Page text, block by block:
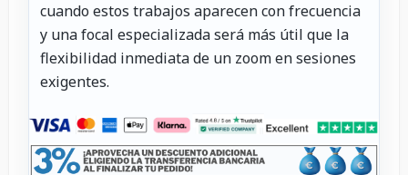
cuando estos trabajos aparecen con frecuencia
y una focal especializada será más útil que la
flexibilidad inmediata de un zoom en sesiones
exigentes.